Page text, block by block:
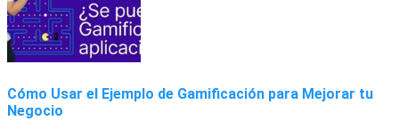
Cómo Usar el Ejemplo de Gamificación para Mejorar tu
Negocio